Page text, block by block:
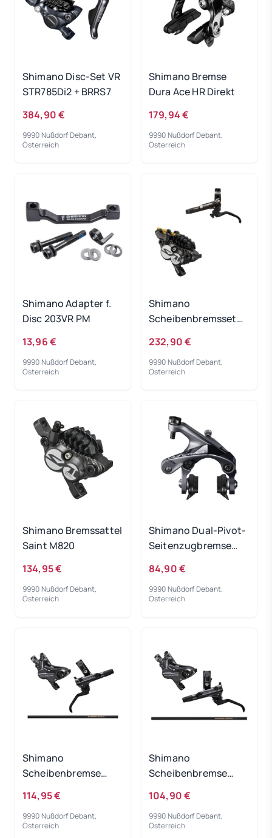
Shimano Disc-Set VR
STR785Di2 + BRRS7
384,90 €
9990 Nußdorf Debant,
Österreich
Shimano Bremse
Dura Ace HR Direkt
179,94 €
9990 Nußdorf Debant,
Österreich
Shimano Adapter f.
Disc 203VR PM
13,96 €
9990 Nußdorf Debant,
Österreich
Shimano
Scheibenbremsset
M820 VR
232,90 €
9990 Nußdorf Debant,
Österreich
Shimano Bremssattel
Saint M820
134,95 €
9990 Nußdorf Debant,
Österreich
Shimano Dual-Pivot-
Seitenzugbremse
84,90 €
9990 Nußdorf Debant,
Österreich
Shimano
Scheibenbremse
114,95 €
9990 Nußdorf Debant,
Österreich
Shimano
Scheibenbremse
VR
104,90 €
9990 Nußdorf Debant,
Österreich